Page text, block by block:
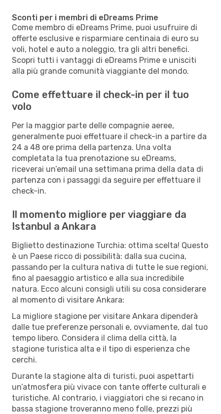
Sconti per i membri di eDreams Prime
Come membro di eDreams Prime, puoi usufruire di
offerte esclusive e risparmiare centinaia di euro su
voli, hotel e auto a noleggio, tra gli altri benefici.
Scopri tutti i vantaggi di eDreams Prime e unisciti
alla più grande comunità viaggiante del mondo.
Come effettuare il check-in per il tuo
volo
Per la maggior parte delle compagnie aeree,
generalmente puoi effettuare il check-in a partire da
24 a 48 ore prima della partenza. Una volta
completata la tua prenotazione su eDreams,
riceverai un’email una settimana prima della data di
partenza con i passaggi da seguire per effettuare il
check-in.
Il momento migliore per viaggiare da
Istanbul a Ankara
Biglietto destinazione Turchia: ottima scelta! Questo
è un Paese ricco di possibilità: dalla sua cucina,
passando per la cultura nativa di tutte le sue regioni,
fino al paesaggio artistico e alla sua incredibile
natura. Ecco alcuni consigli utili su cosa considerare
al momento di visitare Ankara:
La migliore stagione per visitare Ankara dipenderà
dalle tue preferenze personali e, ovviamente, dal tuo
tempo libero. Considera il clima della città, la
stagione turistica alta e il tipo di esperienza che
cerchi.
Durante la stagione alta di turisti, puoi aspettarti
un’atmosfera più vivace con tante offerte culturali e
turistiche. Al contrario, i viaggiatori che si recano in
bassa stagione troveranno meno folle, prezzi più